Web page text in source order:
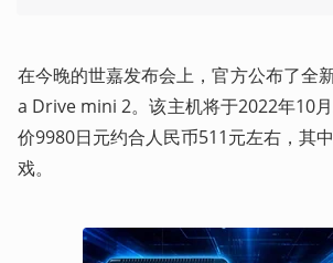
在今晚的世嘉发布会上，官方公布了全
a Drive mini 2。该主机将于2022年10
价9980日元约合人民币511元左右，其
戏。